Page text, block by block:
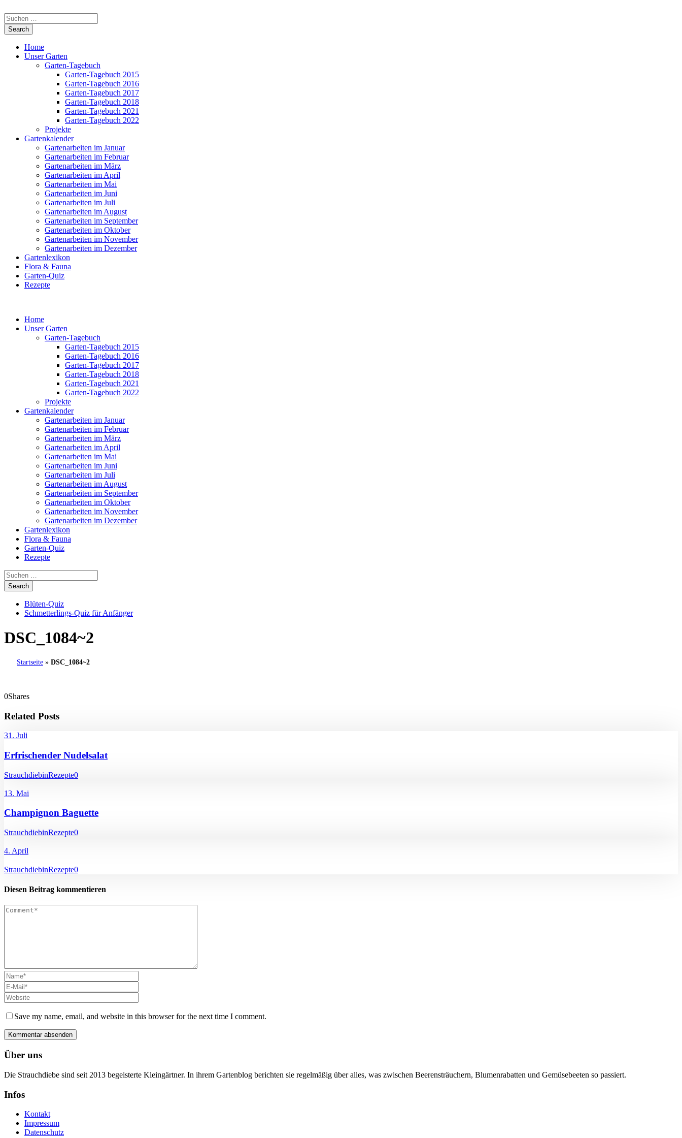
Home
Unser Garten
Garten-Tagebuch
Garten-Tagebuch 2015
Garten-Tagebuch 2016
Garten-Tagebuch 2017
Garten-Tagebuch 2018
Garten-Tagebuch 2021
Garten-Tagebuch 2022
Projekte
Gartenkalender
Gartenarbeiten im Januar
Gartenarbeiten im Februar
Gartenarbeiten im März
Gartenarbeiten im April
Gartenarbeiten im Mai
Gartenarbeiten im Juni
Gartenarbeiten im Juli
Gartenarbeiten im August
Gartenarbeiten im September
Gartenarbeiten im Oktober
Gartenarbeiten im November
Gartenarbeiten im Dezember
Gartenlexikon
Flora & Fauna
Garten-Quiz
Rezepte
Home
Unser Garten
Garten-Tagebuch
Garten-Tagebuch 2015
Garten-Tagebuch 2016
Garten-Tagebuch 2017
Garten-Tagebuch 2018
Garten-Tagebuch 2021
Garten-Tagebuch 2022
Projekte
Gartenkalender
Gartenarbeiten im Januar
Gartenarbeiten im Februar
Gartenarbeiten im März
Gartenarbeiten im April
Gartenarbeiten im Mai
Gartenarbeiten im Juni
Gartenarbeiten im Juli
Gartenarbeiten im August
Gartenarbeiten im September
Gartenarbeiten im Oktober
Gartenarbeiten im November
Gartenarbeiten im Dezember
Gartenlexikon
Flora & Fauna
Garten-Quiz
Rezepte
Blüten-Quiz
Schmetterlings-Quiz für Anfänger
DSC_1084~2
Startseite » DSC_1084~2
0Shares
Related Posts
31. Juli
Erfrischender Nudelsalat
StrauchdiebinRezepte0
13. Mai
Champignon Baguette
StrauchdiebinRezepte0
4. April
StrauchdiebinRezepte0
Diesen Beitrag kommentieren
Save my name, email, and website in this browser for the next time I comment.
Über uns
Die Strauchdiebe sind seit 2013 begeisterte Kleingärtner. In ihrem Gartenblog berichten sie regelmäßig über alles, was zwischen Beerensträuchern, Blumenrabatten und Gemüsebeeten so passiert.
Infos
Kontakt
Impressum
Datenschutz